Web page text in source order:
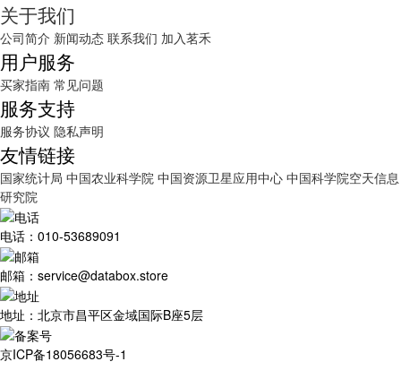
关于我们
公司简介 新闻动态 联系我们 加入茗禾
用户服务
买家指南 常见问题
服务支持
服务协议 隐私声明
友情链接
国家统计局 中国农业科学院 中国资源卫星应用中心 中国科学院空天信息
研究院
电话：010-53689091
邮箱：service@databox.store
地址：北京市昌平区金域国际B座5层
京ICP备18056683号-1